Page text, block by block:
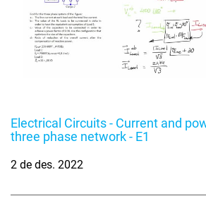
Electrical Circuits - Current and
three phase network - E1
2 de des. 2022